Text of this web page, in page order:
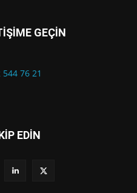
GEÇİN
544 76 21
EDİN